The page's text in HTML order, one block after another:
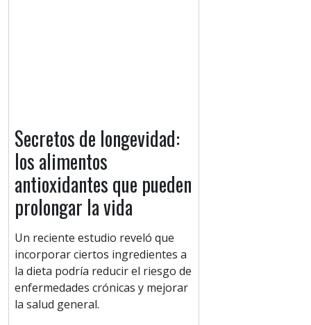
Secretos de longevidad:
los alimentos
antioxidantes que pueden
prolongar la vida
Un reciente estudio reveló que
incorporar ciertos ingredientes a
la dieta podría reducir el riesgo de
enfermedades crónicas y mejorar
la salud general.